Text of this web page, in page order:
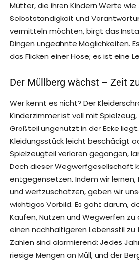
Mütter, die ihren Kindern Werte
Selbstständigkeit und
vermitteln möchten, birgt das
Dingen ungeahnte Möglichkeiten.
das Flicken einer Hose; es ist eine
Der Müllberg wächst – Zeit
Wer kennt es nicht? Der
Kinderzimmer ist voll mit
Großteil ungenutzt in der Ecke
Kleidungsstück leicht beschädigt
Spielzeugteil verloren gegangen,
Doch dieser Wegwerfgesellschaft
entgegensetzen. Indem wir lernen,
und wertzuschätzen, geben wir
wichtiges Vorbild. Es geht darum,
Kaufen, Nutzen und Wegwerfen zu
einen nachhaltigeren Lebensstil zu
Zahlen sind alarmierend: Jedes
riesige Mengen an Müll, und der